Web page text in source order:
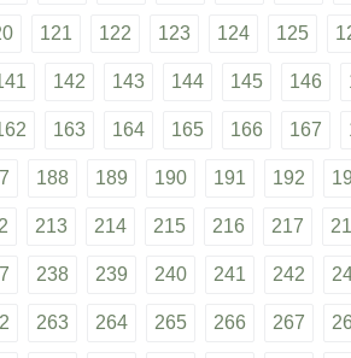
121 122 123 124 125
142 143 144 145 146
163 164 165 166 167
188 189 190 191 192
213 214 215 216 217
238 239 240 241 242
263 264 265 266 267